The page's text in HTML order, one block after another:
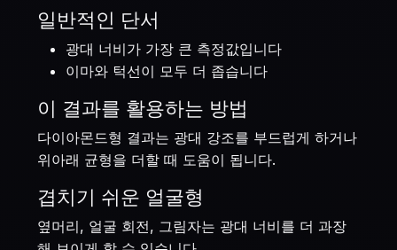
일반적인 단서
광대 너비가 가장 큰 측정값입니다
이마와 턱선이 모두 더 좁습니다
이 결과를 활용하는 방법
다이아몬드형 결과는 광대 강조를 부드럽게 하거나
위아래 균형을 더할 때 도움이 됩니다.
겹치기 쉬운 얼굴형
옆머리, 얼굴 회전, 그림자는 광대 너비를 더 과장